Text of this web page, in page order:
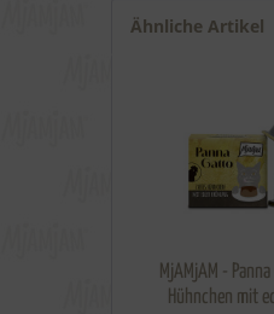
Ähnliche Artikel
MjAMjAM -
Hühnchen mit